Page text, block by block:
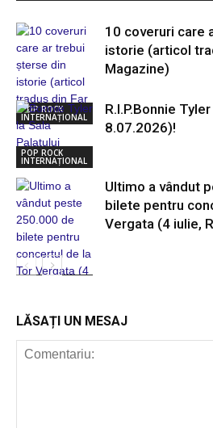
POP ROCK
INTERNAȚIONAL
10 coveruri care
istorie (articol
Magazine)
POP ROCK
INTERNAȚIONAL
R.I.P.Bonnie
8.07.2026)!
Ultimo a vândut
bilete pentru
Vergata (4 iulie,
LĂSAȚI UN MESAJ